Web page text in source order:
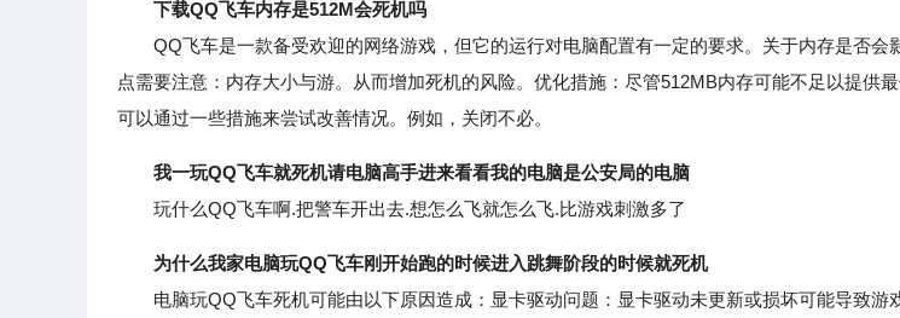
下载QQ飞车内存是512M会死机吗
QQ飞车是一款备受欢迎的网络游戏，但它的运行对电脑配置有一定的要求。关于内存是否会
点需要注意：内存大小与游。从而增加死机的风险。优化措施：尽管512MB内存可能不足以提供
可以通过一些措施来尝试改善情况。例如，关闭不必。
我一玩QQ飞车就死机请电脑高手进来看看我的电脑是公安局的电脑
玩什么QQ飞车啊.把警车开出去.想怎么飞就怎么飞.比游戏刺激多了
为什么我家电脑玩QQ飞车刚开始跑的时候进入跳舞阶段的时候就死机
电脑玩QQ飞车死机可能由以下原因造成：显卡驱动问题：显卡驱动未更新或损坏可能导致游